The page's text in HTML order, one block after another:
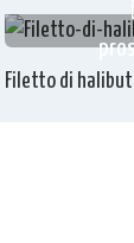
Filetto di